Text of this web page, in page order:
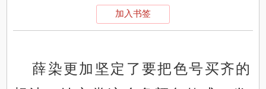
加入书签
薛染更加坚定了要把色号买齐的